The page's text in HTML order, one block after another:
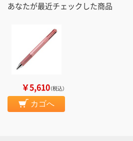
あなたが最近チェックした商品
￥5,610（税込）
カゴへ